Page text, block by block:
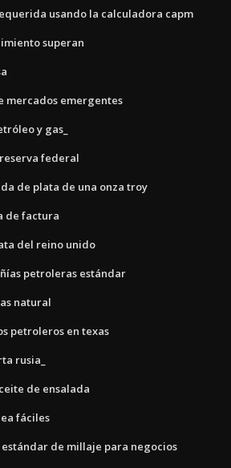
usando la calculadora capm
superan
mercados emergentes
y gas_
federal
de plata de una onza troy
de factura
del reino unido
petroleras estándar
natural
petroleros en texas
rusia_
de ensalada
fáciles
de millaje para negocios